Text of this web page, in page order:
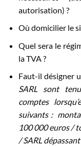
autorisation) ?
Où domicilier le
Quel sera le
la TVA ?
Faut-il désigner
SARL sont
comptes
suivants :
100 000 euros /
/ SARL